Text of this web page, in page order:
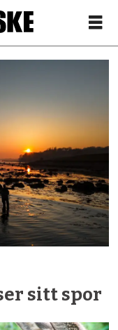
sitt spor